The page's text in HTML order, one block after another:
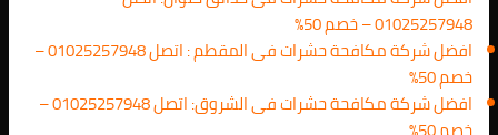
01025257948 – خصم 50%
افضل شركة مكافحة حشرات فى المقطم : اتصل 01025257948 –
خصم 50%
افضل شركة مكافحة حشرات فى الشروق: اتصل 01025257948 –